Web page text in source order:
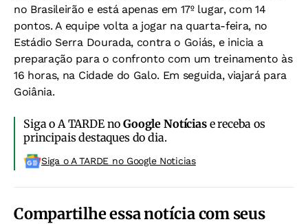
no Brasileirão e está apenas em 17º lugar, com 14
pontos. A equipe volta a jogar na quarta-feira, no
Estádio Serra Dourada, contra o Goiás, e inicia a
preparação para o confronto com um treinamento às
16 horas, na Cidade do Galo. Em seguida, viajará para
Goiânia.
Siga o A TARDE noGoogle Notíciase receba os
principais destaques do dia.
Siga o A TARDE no Google Noticias
Compartilhe essa notícia com seus